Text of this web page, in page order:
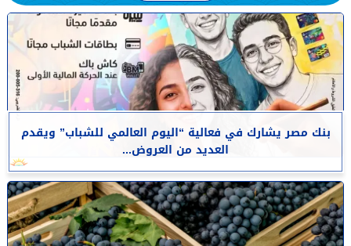
بنك مصر يشارك في فعالية “اليوم العالمي للشباب” ويقدم
العديد من العروض...